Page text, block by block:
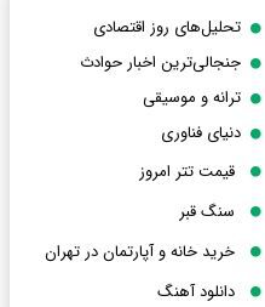
تحلیل‌های روز اقتصادی
جنجالی‌ترین اخبار حوادث
ترانه و موسیقی
دنیای فناوری
قیمت تتر امروز
سنگ قبر
خرید خانه و آپارتمان در تهران
دانلود آهنگ